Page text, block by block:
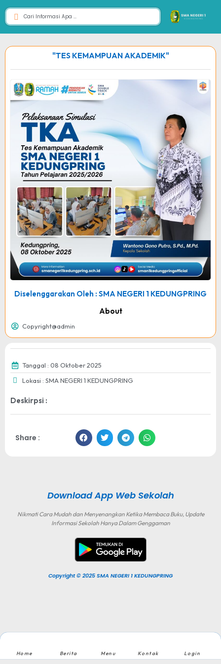
"TES KEMAMPUAN AKADEMIK"
Diselenggarakan Oleh : SMA NEGERI 1 KEDUNGPRING
About
Copyright@admin
Tanggal : 08 Oktober 2025
Lokasi : SMA NEGERI 1 KEDUNGPRING
Deskirpsi :
Share :
Download App Web Sekolah
Nikmati Cara Mudah dan Menyenangkan Ketika Membaca Buku, Update
Informasi Sekolah Hanya Dalam Genggaman
Copyright © 2025 SMA NEGERI 1 KEDUNGPRING
Home Berita Menu Kontak Login